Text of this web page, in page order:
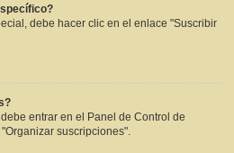
debe hacer clic en el enlace "Suscribir
entrar en el Panel de Control de
suscripciones".